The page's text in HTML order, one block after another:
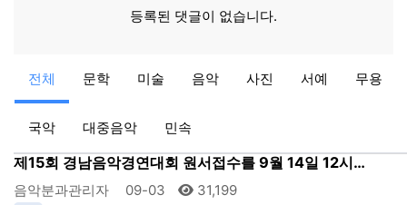
등록된 댓글이 없습니다.
전체 문학 미술 음악 사진 서예 무용
국악 대중음악 민속
제49회 아림예술제 사진공모전 입상자 명단
서예분과관리자 09-12
제15회 경남음악경연대회 원서접수를 9월 14일 12시…
음악분과관리자 09-03 31,199